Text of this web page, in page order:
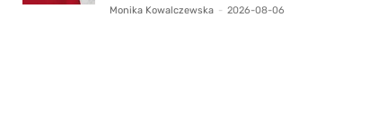
Monika Kowalczewska - 2026-08-06